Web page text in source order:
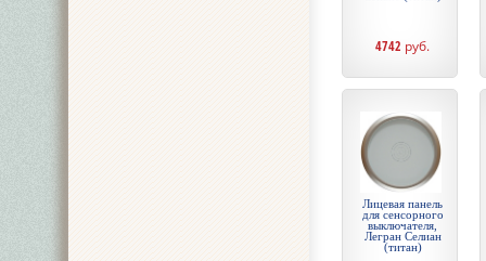
4742 руб.
Лицевая панель
для сенсорного
выключателя,
Легран Селиан
(титан)